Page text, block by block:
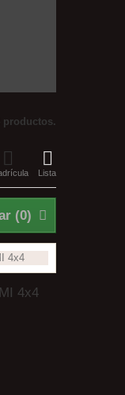
productos.
Lista
(0)
4x4